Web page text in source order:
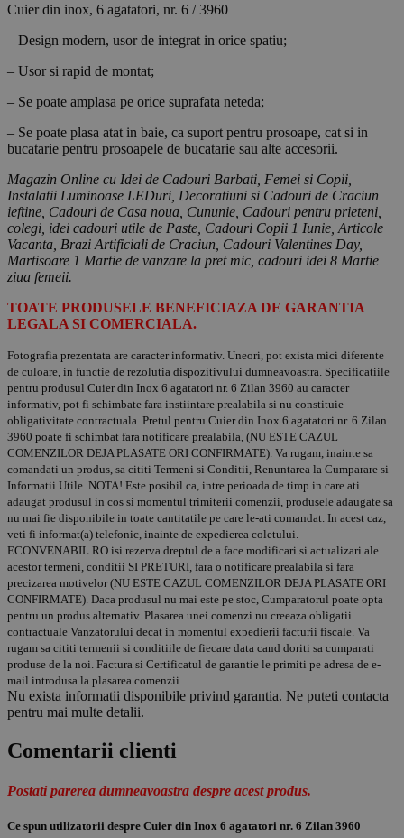
Cuier din inox, 6 agatatori, nr. 6 / 3960
– Design modern, usor de integrat in orice spatiu;
– Usor si rapid de montat;
– Se poate amplasa pe orice suprafata neteda;
– Se poate plasa atat in baie, ca suport pentru prosoape, cat si in
bucatarie pentru prosoapele de bucatarie sau alte accesorii.
Magazin Online cu Idei de Cadouri Barbati, Femei si Copii,
Instalatii Luminoase LEDuri, Decoratiuni si Cadouri de Craciun
ieftine, Cadouri de Casa noua, Cununie, Cadouri pentru prieteni,
colegi, idei cadouri utile de Paste, Cadouri Copii 1 Iunie, Articole
Vacanta, Brazi Artificiali de Craciun, Cadouri Valentines Day,
Martisoare 1 Martie de vanzare la pret mic, cadouri idei 8 Martie
ziua femeii.
TOATE PRODUSELE BENEFICIAZA DE GARANTIA
LEGALA SI COMERCIALA.
Fotografia prezentata are caracter informativ. Uneori, pot exista mici diferente
de culoare, in functie de rezolutia dispozitivului dumneavoastra. Specificatiile
pentru produsul Cuier din Inox 6 agatatori nr. 6 Zilan 3960 au caracter
informativ, pot fi schimbate fara instiintare prealabila si nu constituie
obligativitate contractuala. Pretul pentru Cuier din Inox 6 agatatori nr. 6 Zilan
3960 poate fi schimbat fara notificare prealabila, (NU ESTE CAZUL
COMENZILOR DEJA PLASATE ORI CONFIRMATE). Va rugam, inainte sa
comandati un produs, sa cititi Termeni si Conditii, Renuntarea la Cumparare si
Informatii Utile. NOTA! Este posibil ca, intre perioada de timp in care ati
adaugat produsul in cos si momentul trimiterii comenzii, produsele adaugate sa
nu mai fie disponibile in toate cantitatile pe care le-ati comandat. In acest caz,
veti fi informat(a) telefonic, inainte de expedierea coletului.
ECONVENABIL.RO isi rezerva dreptul de a face modificari si actualizari ale
acestor termeni, conditii SI PRETURI, fara o notificare prealabila si fara
precizarea motivelor (NU ESTE CAZUL COMENZILOR DEJA PLASATE ORI
CONFIRMATE). Daca produsul nu mai este pe stoc, Cumparatorul poate opta
pentru un produs alternativ. Plasarea unei comenzi nu creeaza obligatii
contractuale Vanzatorului decat in momentul expedierii facturii fiscale. Va
rugam sa cititi termenii si conditiile de fiecare data cand doriti sa cumparati
produse de la noi. Factura si Certificatul de garantie le primiti pe adresa de e-
mail introdusa la plasarea comenzii.
Nu exista informatii disponibile privind garantia. Ne puteti contacta
pentru mai multe detalii.
Comentarii clienti
Postati parerea dumneavoastra despre acest produs.
Ce spun utilizatorii despre Cuier din Inox 6 agatatori nr. 6 Zilan 3960